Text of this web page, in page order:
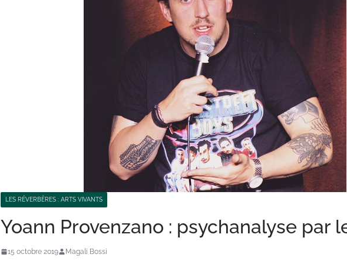
LES RÉVERBÈRES : ARTS VIVANTS
Yoann Provenzano : psychanalyse par
15 octobre 2019 Magali Bossi